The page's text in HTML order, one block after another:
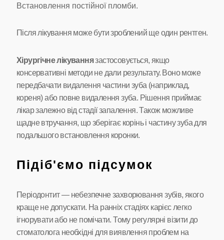
Встановлення постійної пломби.
Після лікування може бути зроблений ще один рентген.
Хірургічне лікуваннязастосовується, якщо
консервативні методи не дали результату. Воно може
передбачати видалення частини зуба (наприклад,
кореня) або повне видалення зуба. Рішення приймає
лікар залежно від стадії запалення. Також можливе
щадне втручання, що зберігає корінь і частину зуба для
подальшого встановлення коронки.
Підіб'ємо підсумок
Періодонтит — небезпечне захворювання зубів, якого
краще не допускати. На ранніх стадіях карієс легко
ігнорувати або не помічати. Тому регулярні візити до
стоматолога необхідні для виявлення проблем на